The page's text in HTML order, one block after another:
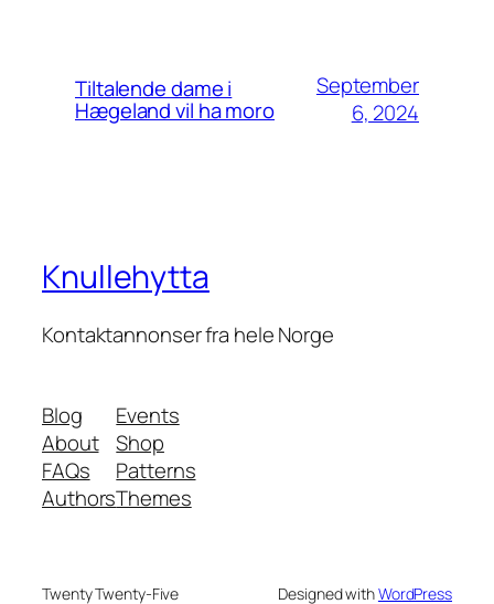
Tiltalende dame i
Hægeland vil ha moro
September
6, 2024
Knullehytta
Kontaktannonser fra hele Norge
Blog
About
FAQs
Authors
Events
Shop
Patterns
Themes
Twenty Twenty-Five Designed withWordPress